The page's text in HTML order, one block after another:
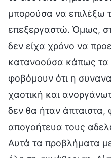
μπορούσα να επιλέξω
επεξεργαστώ. Όμως,
δεν είχα χρόνο να
κατανοούσα κάπως τα
φοβόμουν ότι η
χαοτική και
δεν θα ήταν
απογοήτευα τους
Αυτά τα προβλήματα